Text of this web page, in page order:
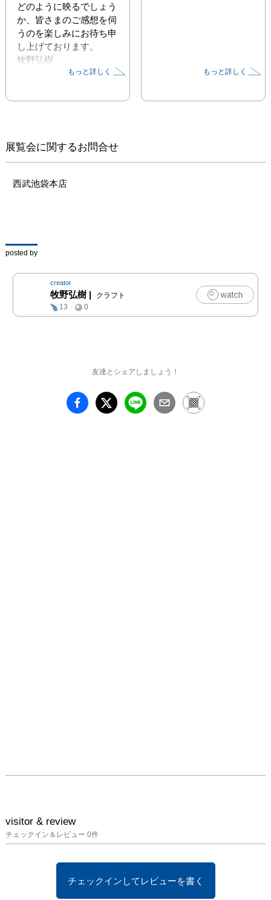
どのように映るでしょう
か、皆さまのご感想を伺
うのを楽しみにお待ち申
し上げております。
牧野弘樹
もっと詳しく もっと詳しく
展覧会に関するお問合せ
西武池袋本店
posted by
creator
牧野弘樹|
クラフト
13
0
友達とシェアしましょう！
visitor & review
チェックイン＆レビュー 0件
チェックインしてレビューを書く